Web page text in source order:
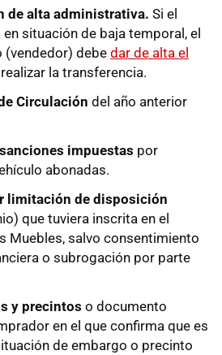
de alta administrativa. Si el
situación de baja temporal, el
(vendedor) debe dar de alta el
la transferencia.
Circulación del año anterior
impuestas por
abonadas.
limitación de disposición
que tuviera inscrita en el
Muebles, salvo consentimiento
o subrogación por parte
y precintos o documento
en el que confirma que es
de embargo o precinto